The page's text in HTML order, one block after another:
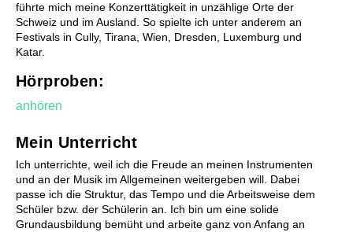
Chöre
Kinderchor 1
Jugendchor
führte mich meine Konzerttätigkeit in unzählige Orte der
Schweiz und im Ausland. So spielte ich unter anderem an
Festivals in Cully, Tirana, Wien, Dresden, Luxemburg und
Katar.
Hörproben:
anhören
Mein Unterricht
Ich unterrichte, weil ich die Freude an meinen Instrumenten
und an der Musik im Allgemeinen weitergeben will. Dabei
passe ich die Struktur, das Tempo und die Arbeitsweise dem
Schüler bzw. der Schülerin an. Ich bin um eine solide
Grundausbildung bemüht und arbeite ganz von Anfang an